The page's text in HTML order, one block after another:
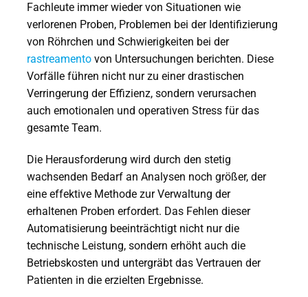
Fachleute immer wieder von Situationen wie
verlorenen Proben, Problemen bei der Identifizierung
von Röhrchen und Schwierigkeiten bei der
rastreamento von Untersuchungen berichten. Diese
Vorfälle führen nicht nur zu einer drastischen
Verringerung der Effizienz, sondern verursachen
auch emotionalen und operativen Stress für das
gesamte Team.
Die Herausforderung wird durch den stetig
wachsenden Bedarf an Analysen noch größer, der
eine effektive Methode zur Verwaltung der
erhaltenen Proben erfordert. Das Fehlen dieser
Automatisierung beeinträchtigt nicht nur die
technische Leistung, sondern erhöht auch die
Betriebskosten und untergräbt das Vertrauen der
Patienten in die erzielten Ergebnisse.